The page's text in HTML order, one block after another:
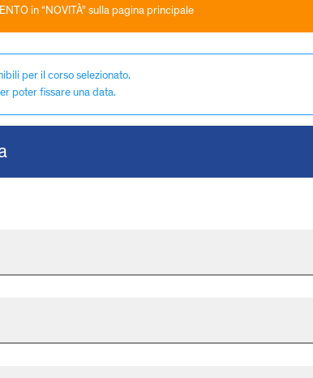
in “NOVITÀ” sulla pagina principale
per il corso selezionato.
poter fissare una data.